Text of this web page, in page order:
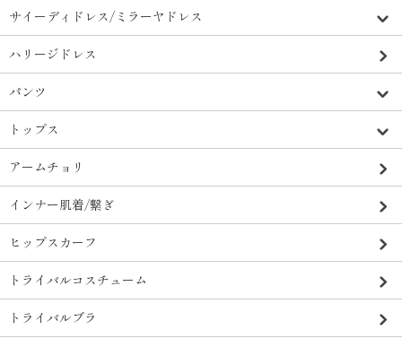
サイーディドレス/ミラーヤドレス
ハリージドレス
パンツ
トップス
アームチョリ
インナー肌着/繋ぎ
ヒップスカーフ
トライバルコスチューム
トライバルブラ